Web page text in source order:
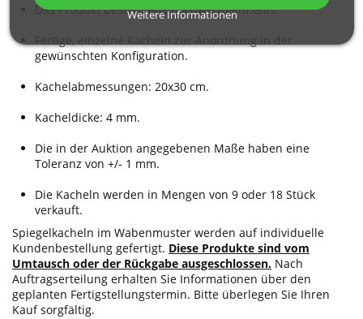
Das Produkt besteht aus hochwertigem Glas.
Fertige, einzelne Kacheln zur Anordnung in der
gewünschten Konfiguration.
Kachelabmessungen: 20x30 cm.
Kacheldicke: 4 mm.
Die in der Auktion angegebenen Maße haben eine
Toleranz von +/- 1 mm.
Die Kacheln werden in Mengen von 9 oder 18 Stück
verkauft.
Spiegelkacheln im Wabenmuster werden auf individuelle
Kundenbestellung gefertigt. Diese Produkte sind vom
Umtausch oder der Rückgabe ausgeschlossen. Nach
Auftragserteilung erhalten Sie Informationen über den
geplanten Fertigstellungstermin. Bitte überlegen Sie Ihren
Kauf sorgfältig.
Weitere Informationen